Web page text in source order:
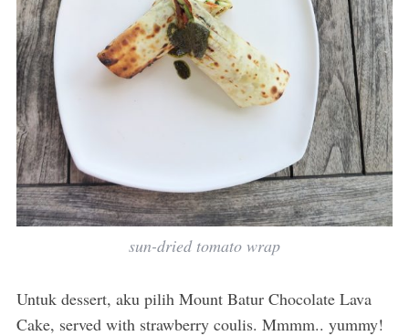
sun-dried tomato wrap
Untuk dessert, aku pilih Mount Batur Chocolate Lava
Cake, served with strawberry coulis. Mmmm.. yummy!